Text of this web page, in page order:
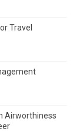
Travel
Airworthiness